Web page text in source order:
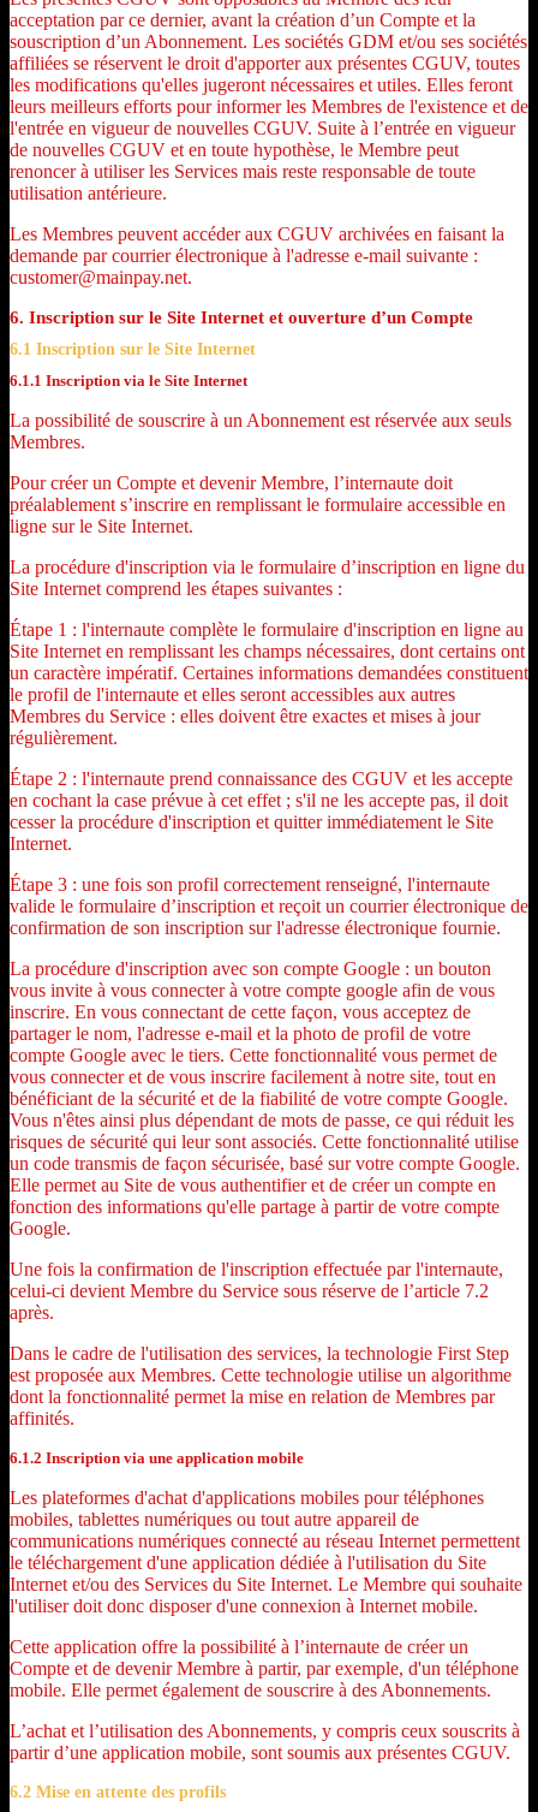
acceptation par ce dernier, avant la création d’un Compte et la
souscription d’un Abonnement. Les sociétés GDM et/ou ses sociétés
affiliées se réservent le droit d'apporter aux présentes CGUV, toutes
les modifications qu'elles jugeront nécessaires et utiles. Elles feront
leurs meilleurs efforts pour informer les Membres de l'existence et de
l'entrée en vigueur de nouvelles CGUV. Suite à l’entrée en vigueur
de nouvelles CGUV et en toute hypothèse, le Membre peut
renoncer à utiliser les Services mais reste responsable de toute
utilisation antérieure.
Les Membres peuvent accéder aux CGUV archivées en faisant la
demande par courrier électronique à l'adresse e-mail suivante :
customer@mainpay.net.
6. Inscription sur le Site Internet et ouverture d’un Compte
6.1 Inscription sur le Site Internet
6.1.1 Inscription via le Site Internet
La possibilité de souscrire à un Abonnement est réservée aux seuls
Membres.
Pour créer un Compte et devenir Membre, l’internaute doit
préalablement s’inscrire en remplissant le formulaire accessible en
ligne sur le Site Internet.
La procédure d'inscription via le formulaire d’inscription en ligne du
Site Internet comprend les étapes suivantes :
Étape 1 : l'internaute complète le formulaire d'inscription en ligne au
Site Internet en remplissant les champs nécessaires, dont certains ont
un caractère impératif. Certaines informations demandées constituent
le profil de l'internaute et elles seront accessibles aux autres
Membres du Service : elles doivent être exactes et mises à jour
régulièrement.
Étape 2 : l'internaute prend connaissance des CGUV et les accepte
en cochant la case prévue à cet effet ; s'il ne les accepte pas, il doit
cesser la procédure d'inscription et quitter immédiatement le Site
Internet.
Étape 3 : une fois son profil correctement renseigné, l'internaute
valide le formulaire d’inscription et reçoit un courrier électronique de
confirmation de son inscription sur l'adresse électronique fournie.
La procédure d'inscription avec son compte Google : un bouton
vous invite à vous connecter à votre compte google afin de vous
inscrire. En vous connectant de cette façon, vous acceptez de
partager le nom, l'adresse e-mail et la photo de profil de votre
compte Google avec le tiers. Cette fonctionnalité vous permet de
vous connecter et de vous inscrire facilement à notre site, tout en
bénéficiant de la sécurité et de la fiabilité de votre compte Google.
Vous n'êtes ainsi plus dépendant de mots de passe, ce qui réduit les
risques de sécurité qui leur sont associés. Cette fonctionnalité utilise
un code transmis de façon sécurisée, basé sur votre compte Google.
Elle permet au Site de vous authentifier et de créer un compte en
fonction des informations qu'elle partage à partir de votre compte
Google.
Une fois la confirmation de l'inscription effectuée par l'internaute,
celui-ci devient Membre du Service sous réserve de l’article 7.2
après.
Dans le cadre de l'utilisation des services, la technologie First Step
est proposée aux Membres. Cette technologie utilise un algorithme
dont la fonctionnalité permet la mise en relation de Membres par
affinités.
6.1.2 Inscription via une application mobile
Les plateformes d'achat d'applications mobiles pour téléphones
mobiles, tablettes numériques ou tout autre appareil de
communications numériques connecté au réseau Internet permettent
le téléchargement d'une application dédiée à l'utilisation du Site
Internet et/ou des Services du Site Internet. Le Membre qui souhaite
l'utiliser doit donc disposer d'une connexion à Internet mobile.
Cette application offre la possibilité à l’internaute de créer un
Compte et de devenir Membre à partir, par exemple, d'un téléphone
mobile. Elle permet également de souscrire à des Abonnements.
L’achat et l’utilisation des Abonnements, y compris ceux souscrits à
partir d’une application mobile, sont soumis aux présentes CGUV.
6.2 Mise en attente des profils